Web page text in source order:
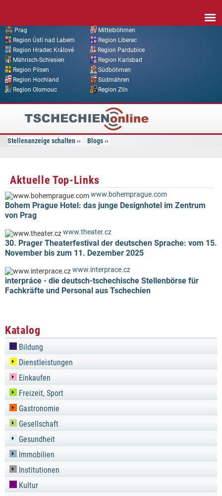
Prag
Mittelböhmen
Region Ústí nad Labem
Region Liberec
Region Hradec Králové
Region Pardubice
Mährisch-Schlesien
Region Karlsbad
Region Pilsen
Südböhmen
Region Hochland
Südmähren
Region Olomouc
Region Zlín
Tschechien
Online
Stellenanzeige schalten Blogs
Aktuelle Top-Links
www.bohemprague.com
Bohem Prague Hotel: das junge Designhotel im Zentrum
von Prag
www.theater.cz
30. Prager Theaterfestival der deutschen Sprache: vom 15.
November bis zum 11. Dezember 2025
www.interprace.cz
interpráce - die deutsch-tschechische Stellenbörse für
Fachkräfte und Personal aus Tschechien
Katalog
Bildung
Dienstleistungen
Einkaufen
Freizeit, Sport
Gastronomie
Gesellschaft
Gesundheit
Immobilien
Institutionen
Kultur